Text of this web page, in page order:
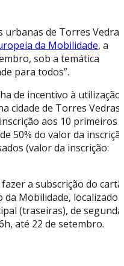
de Torres Vedras
da Mobilidade, a
sob a temática
para todos”.
de incentivo à utilização
cidade de Torres Vedras,
aos 10 primeiros
50% do valor da
(valor da inscrição:
a subscrição do
da Mobilidade, localizado
(traseiras), de segunda
até 22 de setembro.